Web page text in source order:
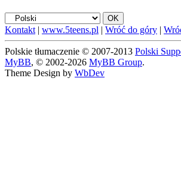
Kontakt | www.5teens.pl | Wróć do góry |
Polskie tłumaczenie © 2007-2013 Polski
MyBB, © 2002-2026 MyBB Group.
Theme Design by WbDev